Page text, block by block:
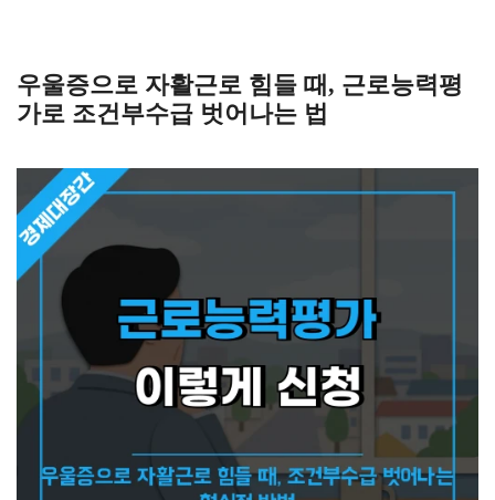
우울증으로 자활근로 힘들 때, 근로능력평
가로 조건부수급 벗어나는 법